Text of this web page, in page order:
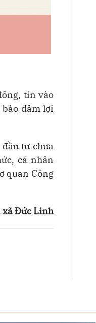
tin vào
đảm lợi
tư chưa
cá nhân
quan Công
xã Đức Linh